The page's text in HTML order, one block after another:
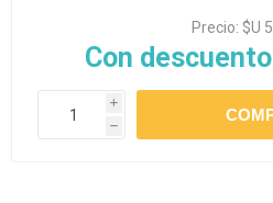
Precio: $U
Con
i
h